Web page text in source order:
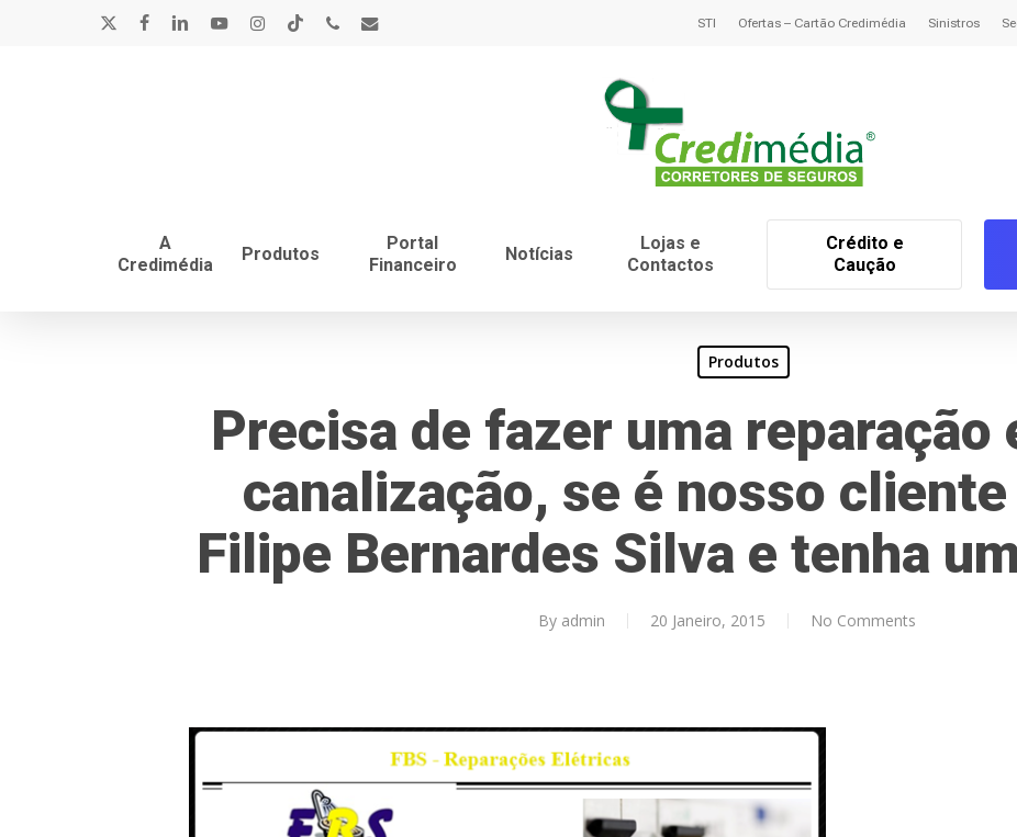
instagram
tiktok
STI Ofertas – Cartão Credimédia Sinistros
A
Credimédia
Produtos
Portal
Financeiro
Notícias
Lojas e
Contactos
Crédito e
Caução
Produtos
Precisa de fazer uma reparação
canalização, se é nosso
Filipe Bernardes Silva e tenha
By admin 20 Janeiro, 2015 No Comments